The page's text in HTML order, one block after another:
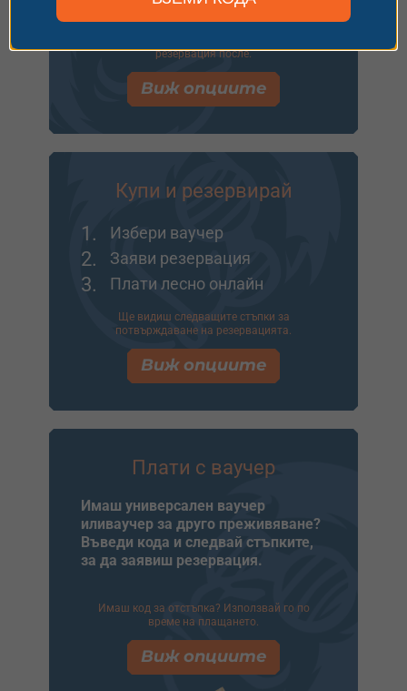
Напиши пожелание
резервация после.
Виж опциите
Купи и резервирай
1. Избери ваучер
2. Заяви резервация
3. Плати лесно онлайн
Ще видиш следващите стъпки за
потвърждаване на резервацията.
Виж опциите
Плати с ваучер
Имаш универсален ваучер
иливаучер за друго преживяване?
Въведи кода и следвай стъпките,
за да заявиш резервация.
Имаш код за отстъпка? Използвай го по
време на плащането.
Виж опциите